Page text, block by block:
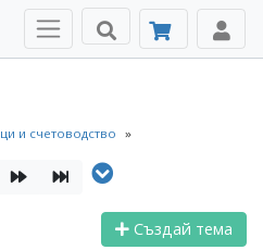
и счетоводство
Създай тема